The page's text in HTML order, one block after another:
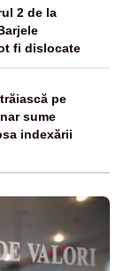
2 de la
fi dislocate
pe
sume
indexării